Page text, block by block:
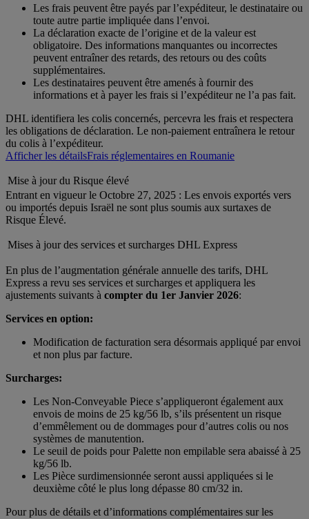
Les frais peuvent être payés par l’expéditeur, le destinataire ou
toute autre partie impliquée dans l’envoi.
La déclaration exacte de l’origine et de la valeur est
obligatoire. Des informations manquantes ou incorrectes
peuvent entraîner des retards, des retours ou des coûts
supplémentaires.
Les destinataires peuvent être amenés à fournir des
informations et à payer les frais si l’expéditeur ne l’a pas fait.
DHL identifiera les colis concernés, percevra les frais et respectera
les obligations de déclaration. Le non-paiement entraînera le retour
du colis à l’expéditeur.
Afficher les détailsFrais réglementaires en Roumanie
Mise à jour du Risque élevé
Entrant en vigueur le Octobre 27, 2025 : Les envois exportés vers
ou importés depuis Israël ne sont plus soumis aux surtaxes de
Risque Élevé.
Mises à jour des services et surcharges DHL Express
En plus de l’augmentation générale annuelle des tarifs, DHL
Express a revu ses services et surcharges et appliquera les
ajustements suivants à compter du 1er Janvier 2026:
Services en option:
Modification de facturation sera désormais appliqué par envoi
et non plus par facture.
Surcharges:
Les Non-Conveyable Piece s’appliqueront également aux
envois de moins de 25 kg/56 lb, s’ils présentent un risque
d’emmêlement ou de dommages pour d’autres colis ou nos
systèmes de manutention.
Le seuil de poids pour Palette non empilable sera abaissé à 25
kg/56 lb.
Les Pièce surdimensionnée seront aussi appliquées si le
deuxième côté le plus long dépasse 80 cm/32 in.
Pour plus de détails et d’informations complémentaires sur les